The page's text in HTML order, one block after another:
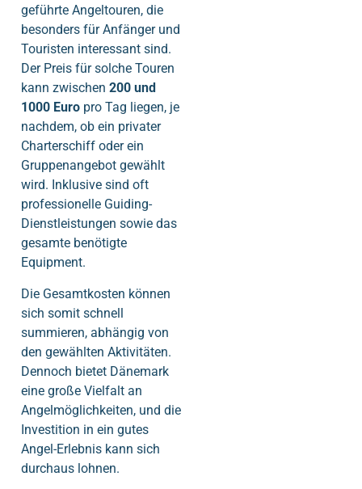
geführte Angeltouren, die
besonders für Anfänger und
Touristen interessant sind.
Der Preis für solche Touren
kann zwischen 200 und
1000 Euro pro Tag liegen, je
nachdem, ob ein privater
Charterschiff oder ein
Gruppenangebot gewählt
wird. Inklusive sind oft
professionelle Guiding-
Dienstleistungen sowie das
gesamte benötigte
Equipment.
Die Gesamtkosten können
sich somit schnell
summieren, abhängig von
den gewählten Aktivitäten.
Dennoch bietet Dänemark
eine große Vielfalt an
Angelmöglichkeiten, und die
Investition in ein gutes
Angel-Erlebnis kann sich
durchaus lohnen.